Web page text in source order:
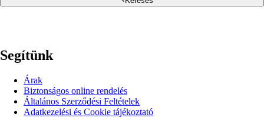
Segítünk
Árak
Biztonságos online rendelés
Általános Szerződési Feltételek
Adatkezelési és Cookie tájékoztató